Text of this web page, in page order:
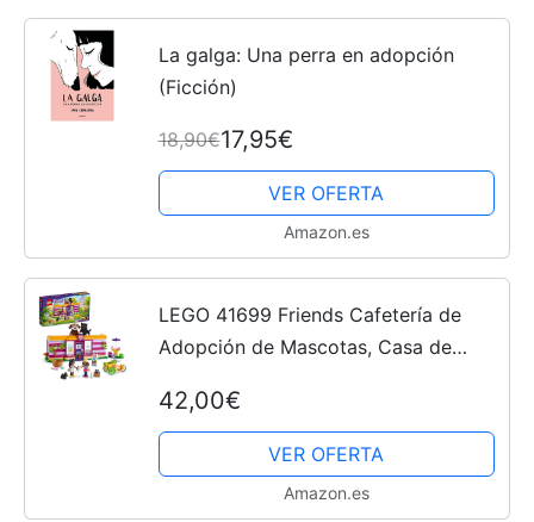
La galga: Una perra en adopción
(Ficción)
18,90€17,95€
VER OFERTA
Amazon.es
LEGO 41699 Friends Cafetería de
Adopción de Mascotas, Casa de
Perritos y Gatito, Reyes Magos
42,00€
VER OFERTA
Amazon.es